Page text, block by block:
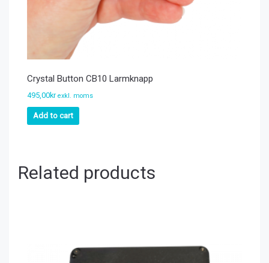
Crystal Button CB10 Larmknapp
495,00kr exkl. moms
Add to cart
Related products